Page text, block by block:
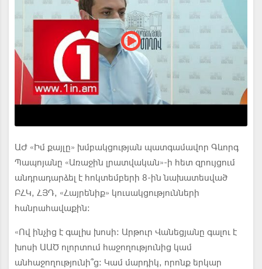
ԱԺ «Իմ քայլը» խմբակցության պատգամավոր Գևորգ
Պապոյանը «Առաջին լրատվական»-ի հետ զրույցում
անդրադարձել է հոկտեմբերի 8-ին նախատեսված
ԲՀԿ, ՀՅԴ, «Հայրենիք» կուսակցությունների
հանրահավաքին:
«Ով ինչից է գալիս խոսի։ Արթուր Վանեցյանը գալու է
խոսի ԱԱԾ ոլորտում հաջողությունից կամ
անհաջողությունի՞ց։ Կամ մարդիկ, որոնք երկար